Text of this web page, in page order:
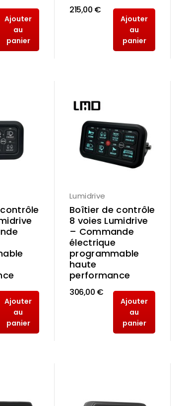
Ajouter
au
panier
215,00 €
Ajouter
au
panier
Ajouter
au
panier
Lumidrive
Boîtier de contrôle
8 voies Lumidrive
– Commande
électrique
programmable
haute
performance
306,00 €
Ajouter
au
panier